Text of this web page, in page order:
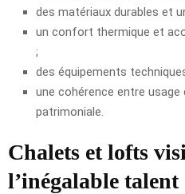
des matériaux durables et
un confort thermique et
;
des équipements
une cohérence entre
patrimoniale.
Chalets et lofts
l’inégalable